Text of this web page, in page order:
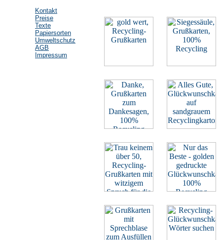
Kontakt
Preise
Texte
Papiersorten
Umweltschutz
AGB
Impressum